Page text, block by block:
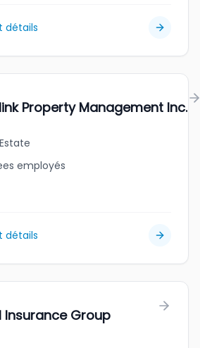
détails
Property Management Inc.
employés
détails
Insurance Group